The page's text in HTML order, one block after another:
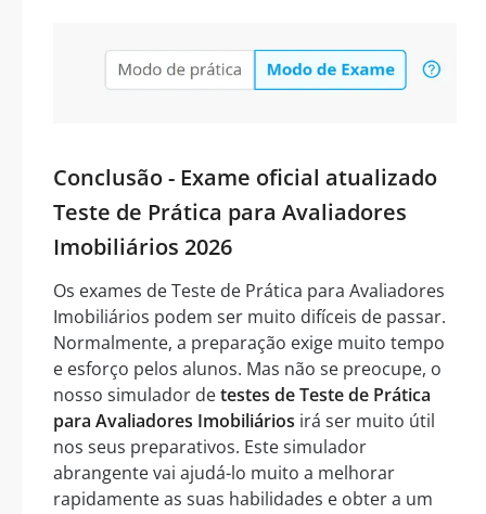
Conclusão - Exame oficial atualizado
Teste de Prática para Avaliadores
Imobiliários 2026
Os exames de Teste de Prática para Avaliadores
Imobiliários podem ser muito difíceis de passar.
Normalmente, a preparação exige muito tempo
e esforço pelos alunos. Mas não se preocupe, o
nosso simulador detestes de Teste de Prática
para Avaliadores Imobiliários irá ser muito útil
nos seus preparativos. Este simulador
abrangente vai ajudá-lo muito a melhorar
rapidamente as suas habilidades e obter a um